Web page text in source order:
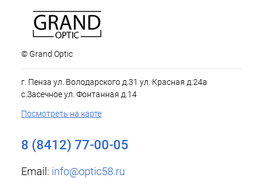
© Grand Optic
г. Пенза ул. Володарского д.31 ул. Красная д.24а
с.Засечное ул. Фонтанная д.14
Посмотреть на карте
8 (8412) 77-00-05
Email: info@optic58.ru